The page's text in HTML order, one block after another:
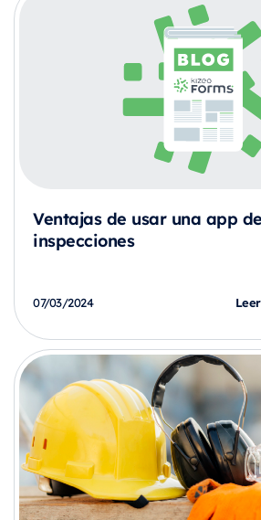
Ventajas de usar una app
inspecciones
07/03/2024